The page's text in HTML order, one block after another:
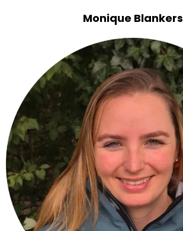
Monique Blankers